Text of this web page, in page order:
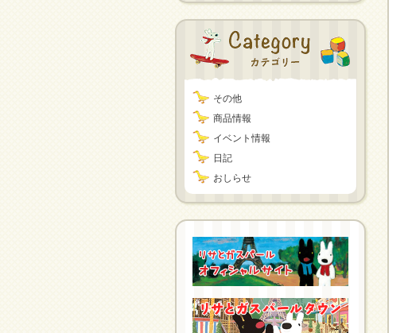
その他
商品情報
イベント情報
日記
おしらせ